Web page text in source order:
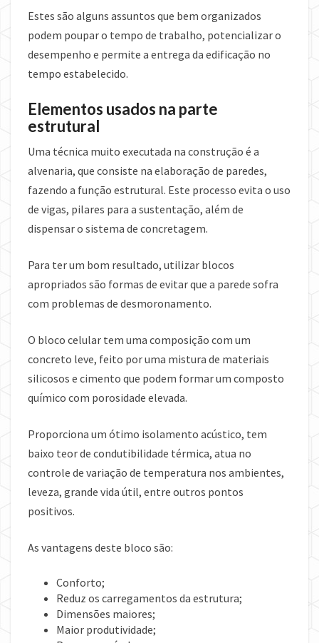
Estes são alguns assuntos que bem organizados
podem poupar o tempo de trabalho, potencializar o
desempenho e permite a entrega da edificação no
tempo estabelecido.
Elementos usados na parte
estrutural
Uma técnica muito executada na construção é a
alvenaria, que consiste na elaboração de paredes,
fazendo a função estrutural. Este processo evita o uso
de vigas, pilares para a sustentação, além de
dispensar o sistema de concretagem.
Para ter um bom resultado, utilizar blocos
apropriados são formas de evitar que a parede sofra
com problemas de desmoronamento.
O bloco celular tem uma composição com um
concreto leve, feito por uma mistura de materiais
silicosos e cimento que podem formar um composto
químico com porosidade elevada.
Proporciona um ótimo isolamento acústico, tem
baixo teor de condutibilidade térmica, atua no
controle de variação de temperatura nos ambientes,
leveza, grande vida útil, entre outros pontos
positivos.
As vantagens deste bloco são:
Conforto;
Reduz os carregamentos da estrutura;
Dimensões maiores;
Maior produtividade;